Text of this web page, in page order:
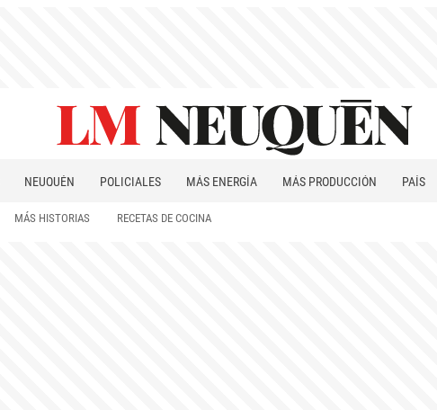
NEUQUÉN POLICIALES MÁS ENERGÍA MÁS PRODUCCIÓN PAÍS
MÁS HISTORIAS RECETAS DE COCINA